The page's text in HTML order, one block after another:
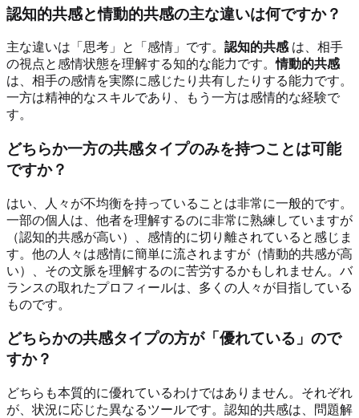
認知的共感と情動的共感の主な違いは何ですか？
主な違いは「思考」と「感情」です。 認知的共感 は、相手
の視点と感情状態を理解する知的な能力です。情動的共感
は、相手の感情を実際に感じたり共有したりする能力です。
一方は精神的なスキルであり、もう一方は感情的な経験で
す。
どちらか一方の共感タイプのみを持つことは可能
ですか？
はい、人々が不均衡を持っていることは非常に一般的です。
一部の個人は、他者を理解するのに非常に熟練していますが
（認知的共感が高い）、感情的に切り離されていると感じま
す。他の人々は感情に簡単に流されますが（情動的共感が高
い）、その文脈を理解するのに苦労するかもしれません。バ
ランスの取れたプロフィールは、多くの人々が目指している
ものです。
どちらかの共感タイプの方が「優れている」ので
すか？
どちらも本質的に優れているわけではありません。それぞれ
が、状況に応じた異なるツールです。認知的共感は、問題解